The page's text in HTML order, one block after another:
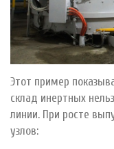
Этот пример
склад инертных
линии. При росте
узлов: